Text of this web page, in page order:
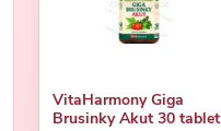
VitaHarmony Giga
Brusinky Akut 30 tablet